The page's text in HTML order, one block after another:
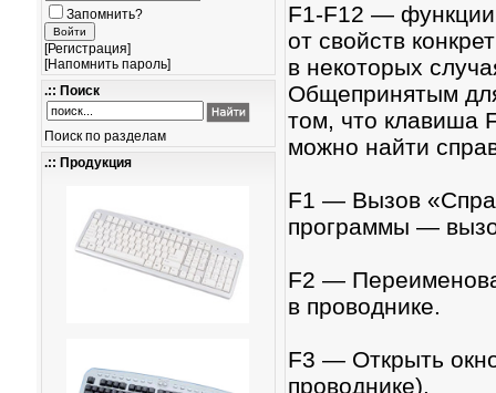
Запомнить?
[Регистрация]
[Напомнить пароль]
.:: Поиск
Поиск по разделам
.:: Продукция
F1-F12 —
от свойств
в некоторых
Общепринятым
том, что клавиша
можно найти
F1 — Вызов
программы —
F2 —
в проводнике.
F3 — Открыть
проводнике).